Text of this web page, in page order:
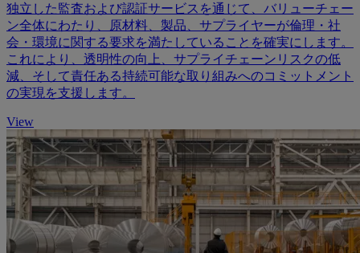
独立した監査および認証サービスを通じて、バリューチェー
ン全体にわたり、原材料、製品、サプライヤーが倫理・社
会・環境に関する要求を満たしていることを確実にします。
これにより、透明性の向上、サプライチェーンリスクの低
減、そして責任ある持続可能な取り組みへのコミットメント
の実現を支援します。
View